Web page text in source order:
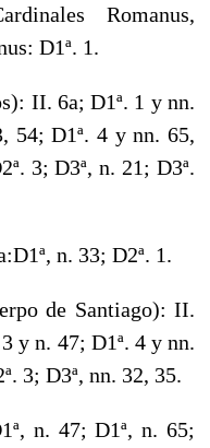
Romanus,
D1ª. 1.
II. 6a; D1ª. 1 y nn.
54; D1ª. 4 y nn. 65,
3; D3ª, n. 21; D3ª.
n. 33; D2ª. 1.
de Santiago): II.
y n. 47; D1ª. 4 y nn.
3; D3ª, nn. 32, 35.
n. 47; D1ª, n. 65;